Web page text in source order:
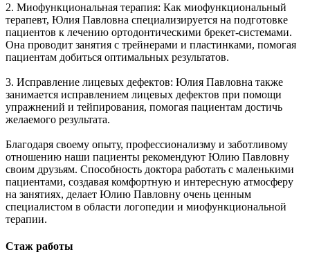
2. Миофункциональная терапия: Как миофункциональный
терапевт, Юлия Павловна специализируется на подготовке
пациентов к лечению ортодонтическими брекет-системами.
Она проводит занятия с трейнерами и пластинками, помогая
пациентам добиться оптимальных результатов.
3. Исправление лицевых дефектов: Юлия Павловна также
занимается исправлением лицевых дефектов при помощи
упражнений и тейпирования, помогая пациентам достичь
желаемого результата.
Благодаря своему опыту, профессионализму и заботливому
отношению наши пациенты рекомендуют Юлию Павловну
своим друзьям. Способность доктора работать с маленькими
пациентами, создавая комфортную и интересную атмосферу
на занятиях, делает Юлию Павловну очень ценным
специалистом в области логопедии и миофункциональной
терапии.
Стаж работы